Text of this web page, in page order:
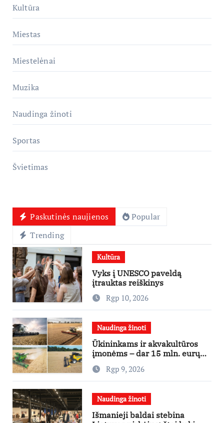
Kultūra
Miestas
Miestelėnai
Muzika
Naudinga žinoti
Sportas
Švietimas
Paskutinės naujienos
Popular
Trending
Kultūra
Vyks į UNESCO paveldą
įtrauktas reiškinys
Rgp 10, 2026
Naudinga žinoti
Ūkininkams ir akvakultūros
įmonėms – dar 15 mln. eurų
lengvatinėms paskoloms
Rgp 9, 2026
Naudinga žinoti
Išmanieji baldai stebina